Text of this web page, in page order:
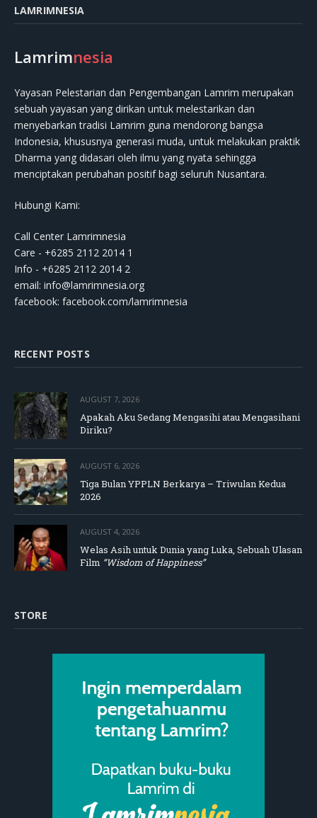
LAMRIMNESIA
Lamrimnesia
Yayasan Pelestarian dan Pengembangan Lamrim merupakan
sebuah yayasan yang dirikan untuk melestarikan dan
menyebarkan tradisi Lamrim guna mendorong bangsa
Indonesia, khususnya generasi muda, untuk melakukan praktik
Dharma yang didasari oleh ilmu yang nyata sehingga
menciptakan perubahan positif bagi seluruh Nusantara.
Hubungi Kami:
Call Center Lamrimnesia
Care - +6285 2112 2014 1
Info - +6285 2112 2014 2
email: info@lamrimnesia.org
facebook: facebook.com/lamrimnesia
RECENT POSTS
AUGUST 7, 2026
Apakah Aku Sedang Mengasihi atau Mengasihani
Diriku?
AUGUST 6, 2026
Tiga Bulan YPPLN Berkarya – Triwulan Kedua
2026
AUGUST 4, 2026
Welas Asih untuk Dunia yang Luka, Sebuah Ulasan
Film “Wisdom of Happiness”
STORE